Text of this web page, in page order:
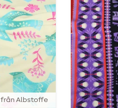
från Albstoffe